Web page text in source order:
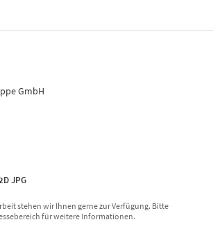
GmbH
JPG
stehen wir Ihnen gerne zur Verfügung. Bitte
für weitere Informationen.